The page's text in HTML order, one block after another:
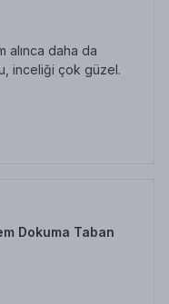
alınca daha da
inceliği çok güzel.
Dokuma Taban